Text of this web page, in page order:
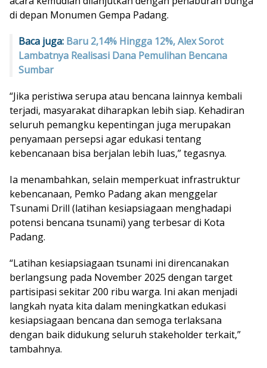
di depan Monumen Gempa Padang.
Baca juga: Baru 2,14% Hingga 12%, Alex Sorot
Lambatnya Realisasi Dana Pemulihan Bencana
Sumbar
“Jika peristiwa serupa atau bencana lainnya kembali
terjadi, masyarakat diharapkan lebih siap. Kehadiran
seluruh pemangku kepentingan juga merupakan
penyamaan persepsi agar edukasi tentang
kebencanaan bisa berjalan lebih luas,” tegasnya.
Ia menambahkan, selain memperkuat infrastruktur
kebencanaan, Pemko Padang akan menggelar
Tsunami Drill (latihan kesiapsiagaan menghadapi
potensi bencana tsunami) yang terbesar di Kota
Padang.
“Latihan kesiapsiagaan tsunami ini direncanakan
berlangsung pada November 2025 dengan target
partisipasi sekitar 200 ribu warga. Ini akan menjadi
langkah nyata kita dalam meningkatkan edukasi
kesiapsiagaan bencana dan semoga terlaksana
dengan baik didukung seluruh stakeholder terkait,”
tambahnya.